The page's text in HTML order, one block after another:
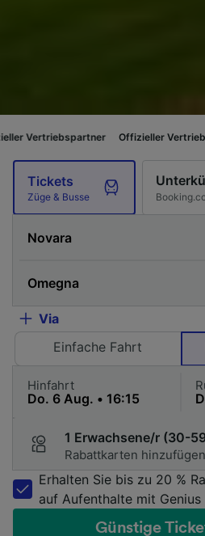
Offizieller Vertriebspartner
Tickets
Züge & Busse
Via
Einfache Fahrt
Hinfahrt
1 Erwachsene/r (30-
Rabattkarten hinzufügen
Erhalten Sie bis zu 20 %
auf Aufenthalte mit Genius
Günstige